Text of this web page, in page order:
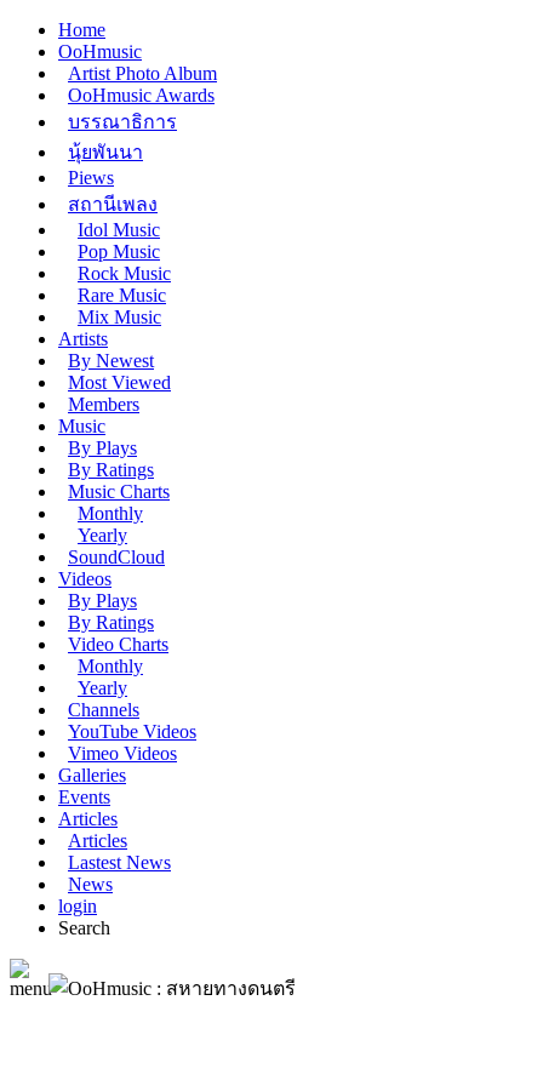
Home
OoHmusic
Artist Photo Album
OoHmusic Awards
บรรณาธิการ
นุ้ยพันนา
Piews
สถานีเพลง
Idol Music
Pop Music
Rock Music
Rare Music
Mix Music
Artists
By Newest
Most Viewed
Members
Music
By Plays
By Ratings
Music Charts
Monthly
Yearly
SoundCloud
Videos
By Plays
By Ratings
Video Charts
Monthly
Yearly
Channels
YouTube Videos
Vimeo Videos
Galleries
Events
Articles
Articles
Lastest News
News
login
Search